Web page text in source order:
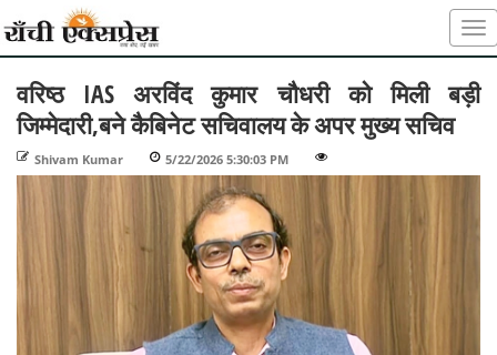
वरिष्ठ IAS अरविंद कुमार चौधरी को मिली बड़ी
जिम्मेदारी,बने कैबिनेट सचिवालय के अपर मुख्य सचिव
Shivam Kumar 5/22/2026 5:30:03 PM